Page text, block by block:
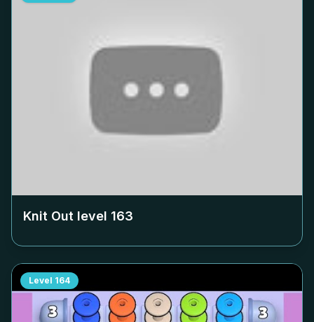
Knit Out level 163
Level 164